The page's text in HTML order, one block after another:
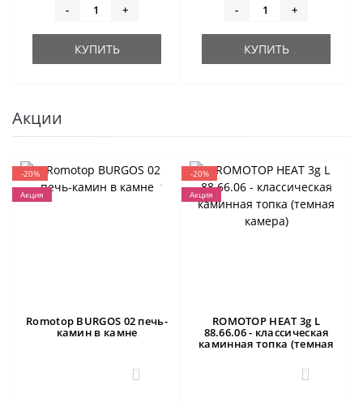
- +
КУПИТЬ
- +
КУПИТЬ
Акции
-20%
Акция
Romotop BURGOS 02 печь-
камин в камне
3
-20%
Акция
ROMOTOP HEAT 3g L
88.66.06 - классическая
каминная топка (темная
0